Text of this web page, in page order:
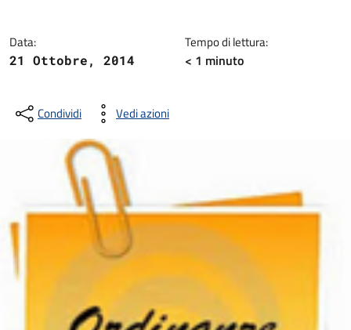
Data:
21 Ottobre, 2014
Tempo di lettura:
< 1 minuto
Condividi Vedi azioni